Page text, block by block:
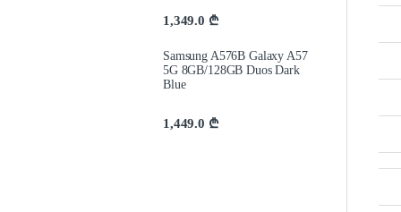
1,349.0 ₾
Samsung A576B Galaxy A57
5G 8GB/128GB Duos Dark
Blue
1,449.0 ₾